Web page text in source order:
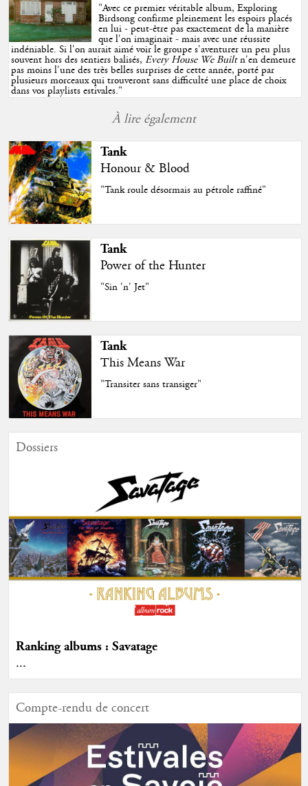
"Avec ce premier véritable album, Exploring
Birdsong confirme pleinement les espoirs placés
en lui - peut-être pas exactement de la manière
que l'on imaginait - mais avec une réussite
indéniable. Si l'on aurait aimé voir le groupe s'aventurer un peu plus
souvent hors des sentiers balisés,Every House We Builtn'en demeure
pas moins l'une des très belles surprises de cette année, porté par
plusieurs morceaux qui trouveront sans difficulté une place de choix
dans vos playlists estivales."
À lire également
Tank
Honour & Blood
"Tank roule désormais au pétrole raffiné"
Tank
Power of the Hunter
"Sin 'n' Jet"
Tank
This Means War
"Transiter sans transiger"
Dossiers
Ranking albums : Savatage
...
Compte-rendu de concert